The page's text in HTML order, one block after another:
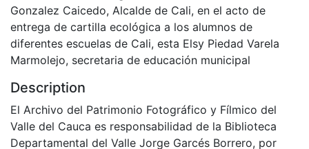
Gonzalez Caicedo, Alcalde de Cali, en el acto de
entrega de cartilla ecológica a los alumnos de
diferentes escuelas de Cali, esta Elsy Piedad Varela
Marmolejo, secretaria de educación municipal
Description
El Archivo del Patrimonio Fotográfico y Fílmico del
Valle del Cauca es responsabilidad de la Biblioteca
Departamental del Valle Jorge Garcés Borrero, por